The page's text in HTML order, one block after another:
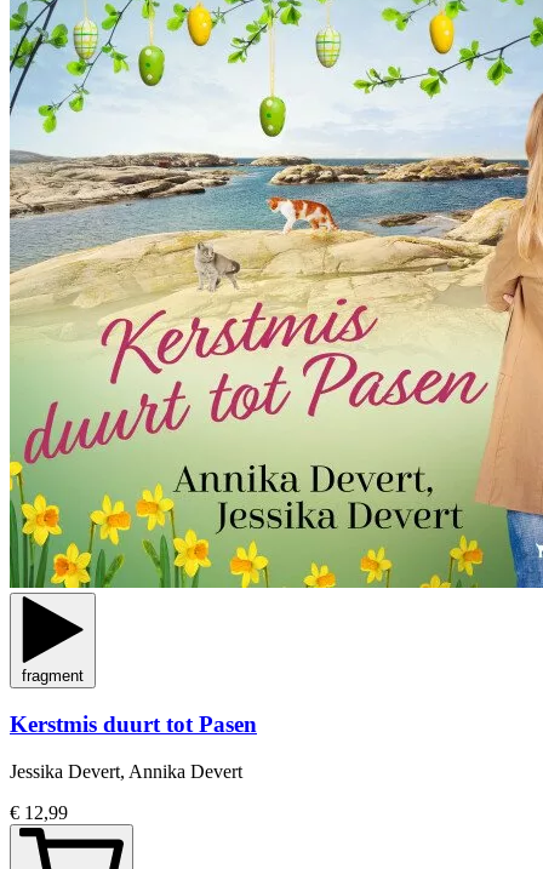
fragment
Kerstmis duurt tot Pasen
Jessika Devert, Annika Devert
€ 12,99